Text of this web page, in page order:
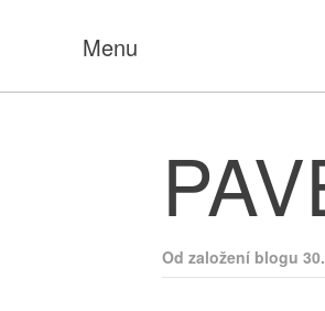
Menu
Od založení blogu